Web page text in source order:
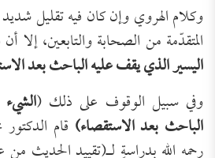
وكلام الهروي وإن كان فيه تقليل
المتقدّمة من الصحابة والتابعين، إلا
اليسير الذي يقف عليه الباحث بعد
وفي سبيل الوقوف على ذلك (
الباحث بعد الاستقصاء) قام